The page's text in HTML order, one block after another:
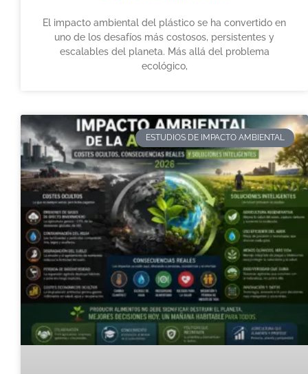
El impacto ambiental del plástico se ha convertido en
uno de los desafíos más costosos, persistentes y
escalables del planeta. Más allá del problema
ecológico,
ESTUDIOS DE IMPACTO AMBIENTAL